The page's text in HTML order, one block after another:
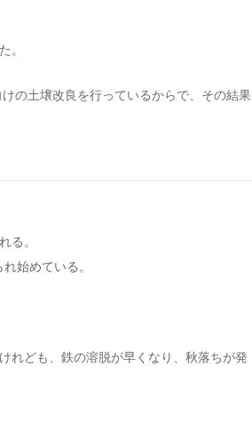
。
の土壌改良を行っているからで、その結果
る。
始めている。
れども、鉄の溶脱が早くなり、秋落ちが発